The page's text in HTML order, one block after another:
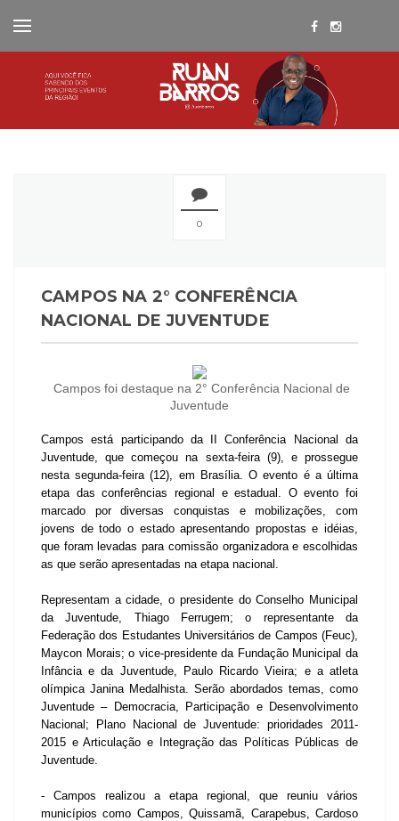
0
CAMPOS NA 2° CONFERÊNCIA
NACIONAL DE JUVENTUDE
Campos foi destaque na 2° Conferência Nacional de
Juventude
Campos está participando da II Conferência Nacional da
Juventude, que começou na sexta-feira (9), e prossegue
nesta segunda-feira (12), em Brasília. O evento é a última
etapa das conferências regional e estadual. O evento foi
marcado por diversas conquistas e mobilizações, com
jovens de todo o estado apresentando propostas e idéias,
que foram levadas para comissão organizadora e escolhidas
as que serão apresentadas na etapa nacional.
Representam a cidade, o presidente do Conselho Municipal
da Juventude, Thiago Ferrugem; o representante da
Federação dos Estudantes Universitários de Campos (Feuc),
Maycon Morais; o vice-presidente da Fundação Municipal da
Infância e da Juventude, Paulo Ricardo Vieira; e a atleta
olímpica Janina Medalhista. Serão abordados temas, como
Juventude – Democracia, Participação e Desenvolvimento
Nacional; Plano Nacional de Juventude: prioridades 2011-
2015 e Articulação e Integração das Políticas Públicas de
Juventude.
- Campos realizou a etapa regional, que reuniu vários
municípios como Campos, Quissamã, Carapebus, Cardoso